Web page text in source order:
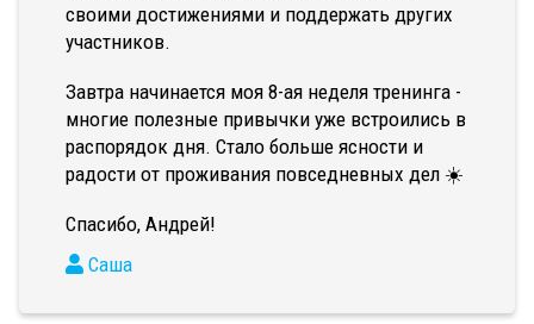
своими достижениями и поддержать других
участников.
Завтра начинается моя 8-ая неделя тренинга -
многие полезные привычки уже встроились в
распорядок дня. Стало больше ясности и
радости от проживания повседневных дел ☀️
Спасибо, Андрей!
Саша